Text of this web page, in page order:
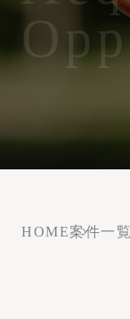
HOME案件一覧